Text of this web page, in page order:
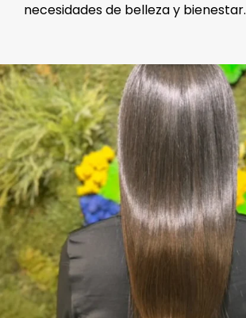
necesidades de belleza y bienestar.